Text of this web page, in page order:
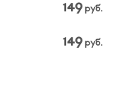
149руб.
149руб.